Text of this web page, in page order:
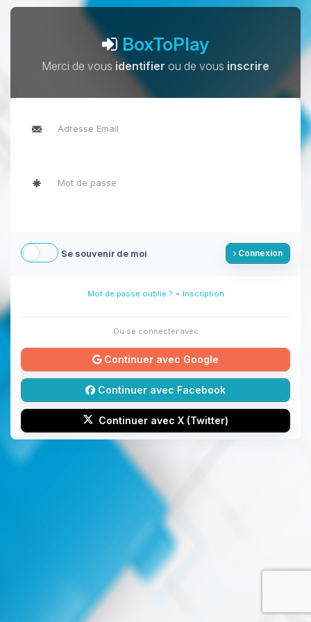
BoxToPlay
Merci de vous identifier ou de vous inscrire
Se souvenir de moi Connexion
Mot de passe oublié ? - Inscription
Ou se connecter avec
Continuer avec Google
Continuer avec Facebook
Continuer avec X (Twitter)